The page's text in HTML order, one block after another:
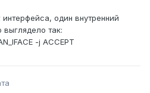
один внутренний
так:
-j ACCEPT